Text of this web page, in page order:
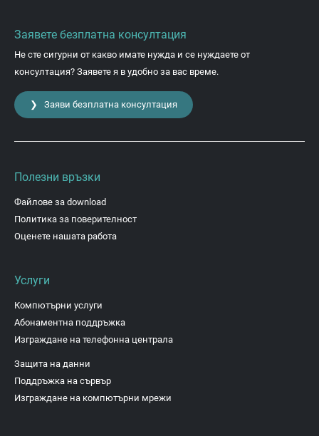
Заявете безплатна консултация
Не сте сигурни от какво имате нужда и се нуждаете от
консултация? Заявете я в удобно за вас време.
❯ Заяви безплатна консултация
Полезни връзки
Файлове за download
Политика за поверителност
Оценете нашата работа
Услуги
Компютърни услуги
Абонаментна поддръжка
Изграждане на телефонна централа
Защита на данни
Поддръжка на сървър
Изграждане на компютърни мрежи